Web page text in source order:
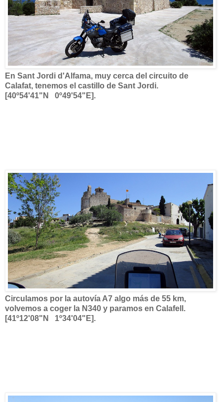
En Sant Jordi d'Alfama, muy cerca del circuito de
Calafat, tenemos el castillo de Sant Jordi.
[40º54'41"N 0º49'54"E].
Circulamos por la autovía A7 algo más de 55 km,
volvemos a coger la N340 y paramos en Calafell.
[41º12'08"N 1º34'04"E].